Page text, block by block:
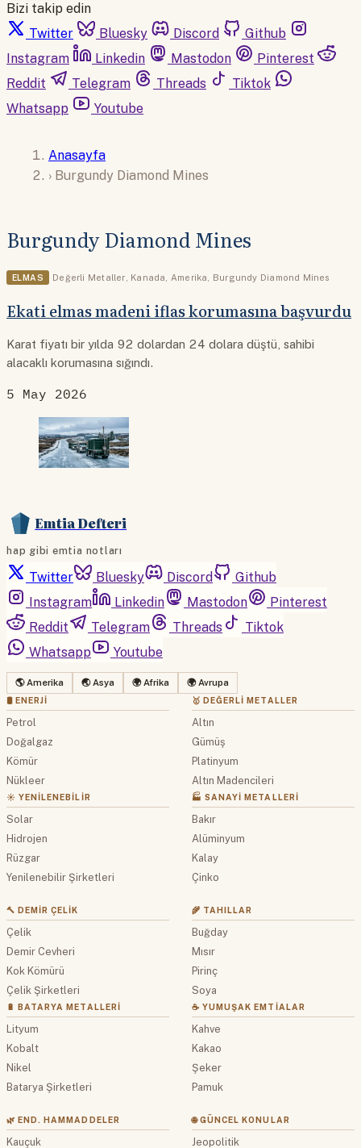
Bizi takip edin
Twitter
Bluesky Discord
Github
Instagram
Linkedin Mastodon
Pinterest
Reddit
Telegram Threads
Tiktok
Whatsapp
Youtube
Anasayfa
› Burgundy Diamond Mines
Burgundy Diamond Mines
ELMAS Değerli Metaller, Kanada, Amerika, Burgundy Diamond Mines
Ekati elmas madeni iflas korumasına başvurdu
Karat fiyatı bir yılda 92 dolardan 24 dolara düştü, sahibi
alacaklı korumasına sığındı.
5 May 2026
Emtia Defteri
hap gibi emtia notları
Twitter Bluesky Discord
Github
Instagram
Linkedin Mastodon
Pinterest
Reddit
Telegram Threads
Tiktok
Whatsapp
Youtube
🌎 Amerika 🌏 Asya 🌍 Afrika 🌍 Avrupa
🛢 ENERJI
Petrol
Doğalgaz
Kömür
Nükleer
☀️ YENILENEBILIR
Solar
Hidrojen
Rüzgar
Yenilenebilir Şirketleri
🥇 DEĞERLI METALLER
Altın
Gümüş
Platinyum
Altın Madencileri
🏭 SANAYI METALLERI
Bakır
Alüminyum
Kalay
Çinko
🔨 DEMIR ÇELIK
Çelik
Demir Cevheri
Kok Kömürü
Çelik Şirketleri
🔋 BATARYA METALLERI
Lityum
Kobalt
Nikel
Batarya Şirketleri
🌾 TAHILLAR
Buğday
Mısır
Pirinç
Soya
☕ YUMUŞAK EMTIALAR
Kahve
Kakao
Şeker
Pamuk
🌿 END. HAMMADDELER
Kauçuk
🌐 GÜNCEL KONULAR
Jeopolitik